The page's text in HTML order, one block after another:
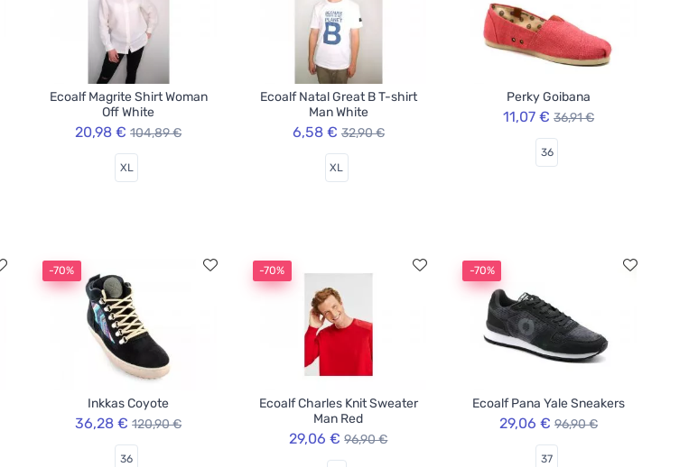
Ecoalf Magrite Shirt Woman
Off White
20,98 € 104,89 €
XL
Ecoalf Natal Great B T-shirt
Man White
6,58 € 32,90 €
XL
Perky Goibana
11,07 € 36,91 €
36
-70%
Inkkas Coyote
36,28 € 120,90 €
36
-70%
Ecoalf Charles Knit Sweater
Man Red
29,06 € 96,90 €
-70%
Ecoalf Pana Yale Sneakers
29,06 € 96,90 €
37